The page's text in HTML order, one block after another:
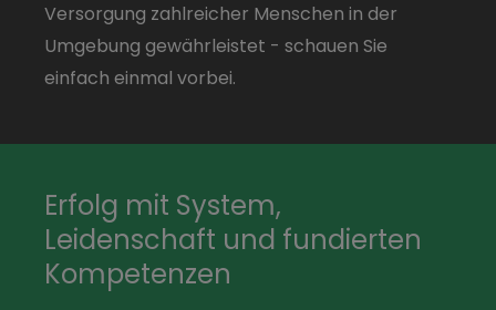
Versorgung zahlreicher Menschen in der
Umgebung gewährleistet - schauen Sie
einfach einmal vorbei.
Erfolg mit System,
Leidenschaft und fundierten
Kompetenzen